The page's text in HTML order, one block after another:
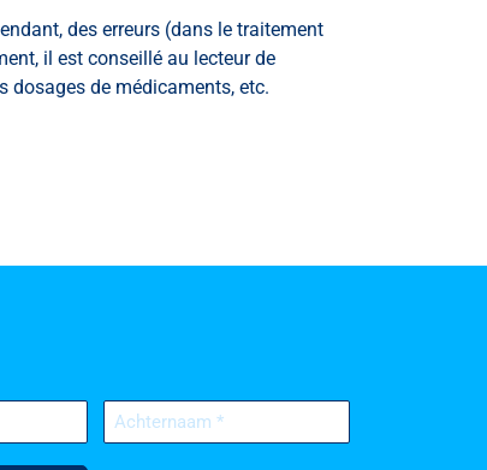
des erreurs (dans le traitement
il est conseillé au lecteur de
dosages de médicaments, etc.
Achternaam
(Nécessaire)